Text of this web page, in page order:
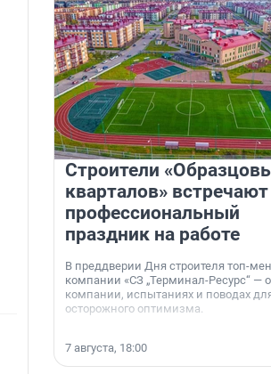
Строители
кварталов» встречают
профессиональный
праздник на работе
В преддверии Дня строителя топ-
компании «СЗ „Терминал-Ресурс“ —
компании, испытаниях и поводах
осторожного оптимизма.
7 августа, 18:00